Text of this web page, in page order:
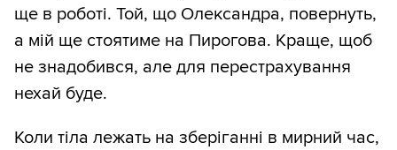
ще в роботі. Той, що Олександра, повернуть,
а мій ще стоятиме на Пирогова. Краще, щоб
не знадобився, але для перестрахування
нехай буде.
Коли тіла лежать на зберіганні в мирний час,